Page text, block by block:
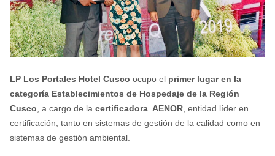
LP Los Portales Hotel Cusco ocupo el primer lugar en la
categoría Establecimientos de Hospedaje de la Región
Cusco , a cargo de la certificadora AENOR, entidad líder en
certificación, tanto en sistemas de gestión de la calidad como en
sistemas de gestión ambiental.